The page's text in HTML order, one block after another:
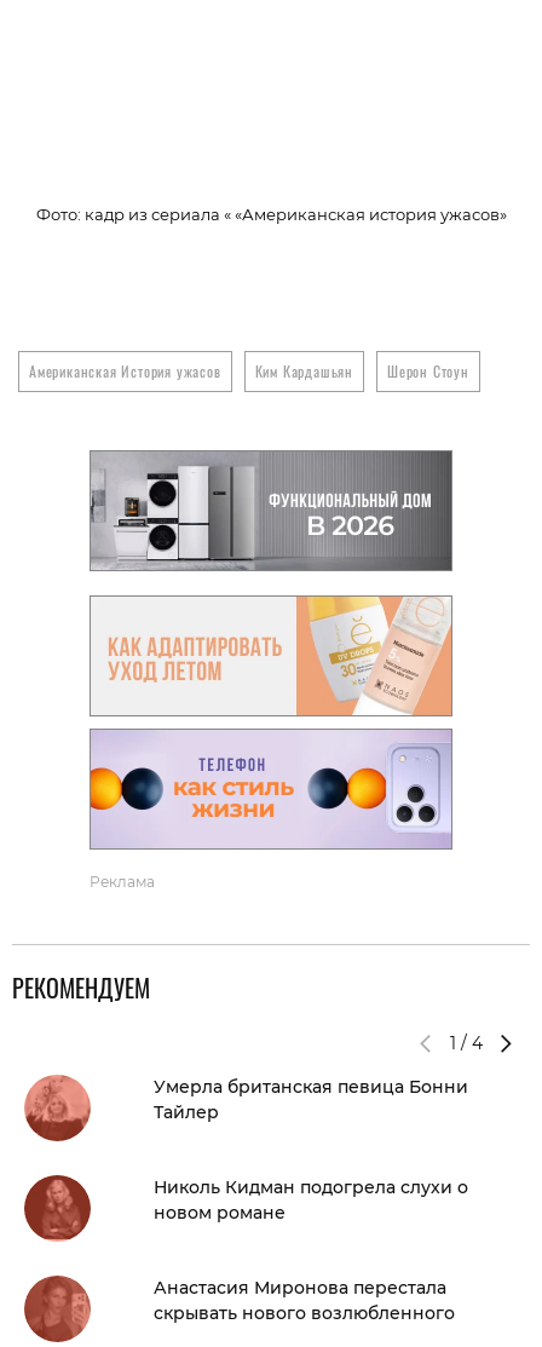
Фото: кадр из сериала « «Американская история ужасов»
Американская История ужасов Ким Кардашьян Шерон Стоун
Реклама
РЕКОМЕНДУЕМ
1 / 4
Умерла британская певица Бонни
Тайлер
Николь Кидман подогрела слухи о
новом романе
Анастасия Миронова перестала
скрывать нового возлюбленного